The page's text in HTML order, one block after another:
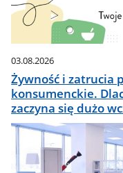
03.08.2026
Żywność i zatrucia
konsumenckie.
zaczyna się dużo